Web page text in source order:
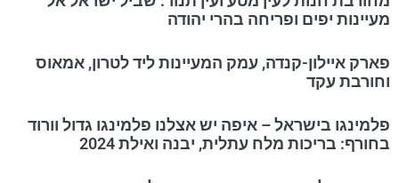
מעיינות יפים ופריחה בהרי יהודה
פארק איילון-קנדה, עמק המעיינות ליד לטרון, אמאוס
וחורבת עקד
פלמינגו בישראל – איפה יש אצלנו פלמינגו גדול וורוד
בחורף: בריכות מלח עתלית, יבנה ואילת 2024